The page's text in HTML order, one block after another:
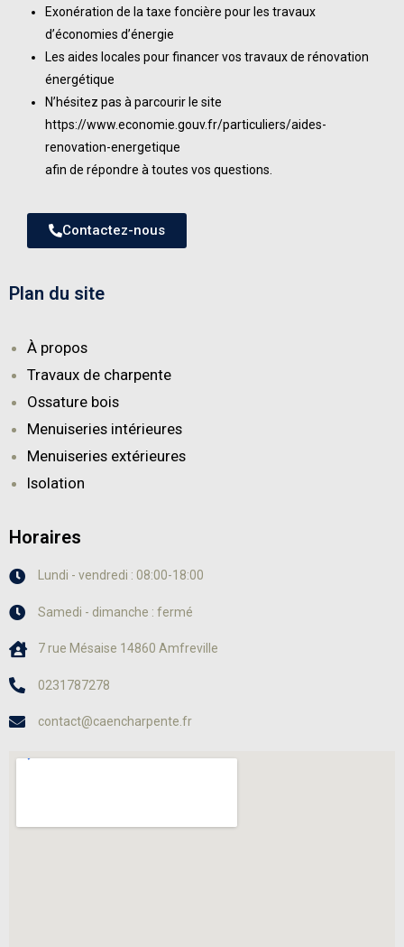
Exonération de la taxe foncière pour les travaux
d’économies d’énergie
Les aides locales pour financer vos travaux de rénovation
énergétique
N’hésitez pas à parcourir le site
https://www.economie.gouv.fr/particuliers/aides-
renovation-energetique
afin de répondre à toutes vos questions.
Contactez-nous
Plan du site
À propos
Travaux de charpente
Ossature bois
Menuiseries intérieures
Menuiseries extérieures
Isolation
Horaires
Lundi - vendredi : 08:00-18:00
Samedi - dimanche : fermé
7 rue Mésaise 14860 Amfreville
0231787278
contact@caencharpente.fr